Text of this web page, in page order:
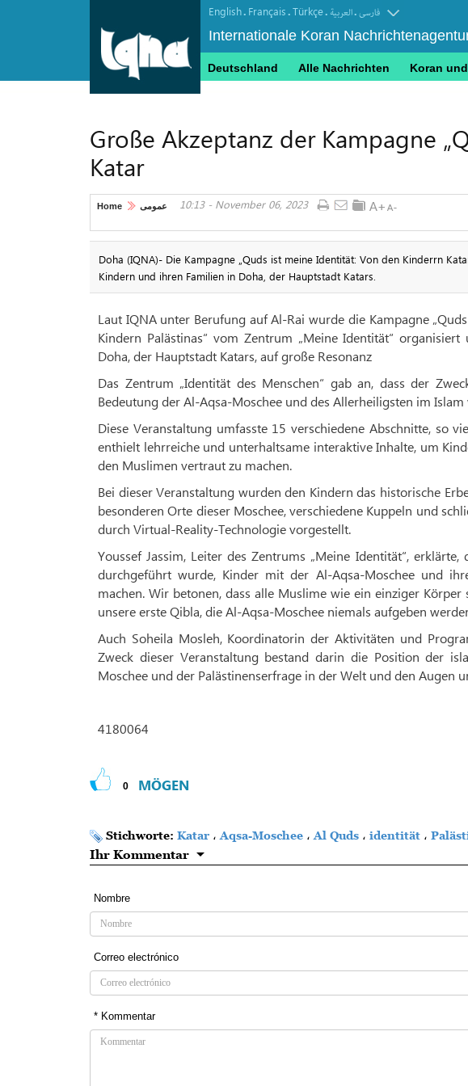
English. Français.Türkçe. العربیة.فارسی
Internationale Koran
Deutschland Alle Nachrichten Koran
Große Akzeptanz der Kampagne
Katar
Home عمومی 10:13 - November 06, 2023
Doha (IQNA)- Die Kampagne „Quds ist meine Identität: Von den Kinderrn
Kindern und ihren Familien in Doha, der Hauptstadt Katars.
Laut IQNA unter Berufung auf Al-Rai wurde die Kampagne
Kindern Palästinas“ vom Zentrum „Meine Identität“
Doha, der Hauptstadt Katars, auf große Resonanz
Das Zentrum „Identität des Menschen“ gab an, dass der
Bedeutung der Al-Aqsa-Moschee und des Allerheiligsten im
Diese Veranstaltung umfasste 15 verschiedene Abschnitte, so
enthielt lehrreiche und unterhaltsame interaktive Inhalte, um
den Muslimen vertraut zu machen.
Bei dieser Veranstaltung wurden den Kindern das historische
besonderen Orte dieser Moschee, verschiedene Kuppeln und
durch Virtual-Reality-Technologie vorgestellt.
Youssef Jassim, Leiter des Zentrums „Meine Identität“,
durchgeführt wurde, Kinder mit der Al-Aqsa-Moschee und
machen. Wir betonen, dass alle Muslime wie ein einziger
unsere erste Qibla, die Al-Aqsa-Moschee niemals aufgeben
Auch Soheila Mosleh, Koordinatorin der Aktivitäten und
Zweck dieser Veranstaltung bestand darin die Position der
Moschee und der Palästinenserfrage in der Welt und den Augen
4180064
0 MÖGEN
Stichworte: Katar ، Aqsa-Moschee ، Al Quds ، identität ،
Ihr Kommentar
Nombre
Correo electrónico
* Kommentar